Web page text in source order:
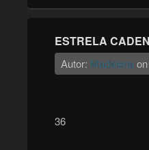
ESTRELA
Autor: Madalenaon
36 Sou